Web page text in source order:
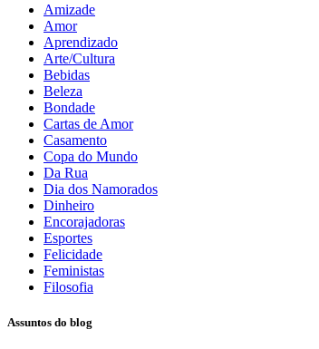
Amizade
Amor
Aprendizado
Arte/Cultura
Bebidas
Beleza
Bondade
Cartas de Amor
Casamento
Copa do Mundo
Da Rua
Dia dos Namorados
Dinheiro
Encorajadoras
Esportes
Felicidade
Feministas
Filosofia
Assuntos do blog